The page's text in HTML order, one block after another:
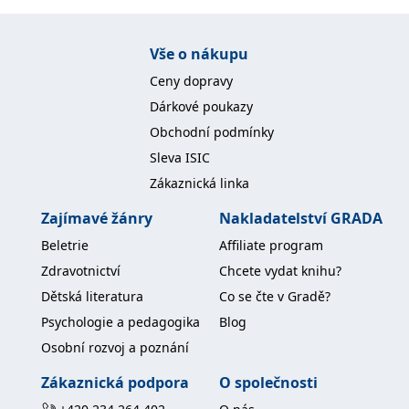
Vše o nákupu
Ceny dopravy
Dárkové poukazy
Obchodní podmínky
Sleva ISIC
Zákaznická linka
Zajímavé žánry
Beletrie
Zdravotnictví
Dětská literatura
Psychologie a pedagogika
Osobní rozvoj a poznání
Nakladatelství GRADA
Affiliate program
Chcete vydat knihu?
Co se čte v Gradě?
Blog
Zákaznická podpora O společnosti